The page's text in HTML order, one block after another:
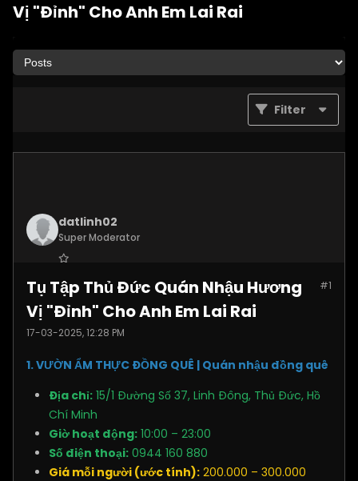
Vị "Đỉnh" Cho Anh Em Lai Rai
Filter
datlinh02
Super Moderator
Posts: 7876 #1
Tụ Tập Thủ Đức Quán Nhậu Hương
Vị "Đỉnh" Cho Anh Em Lai Rai
17-03-2025, 12:28 PM
1. VƯỜN ẨM THỰC ĐỒNG QUÊ | Quán nhậu đồng quê
Địa chỉ: 15/1 Đường Số 37, Linh Đông, Thủ Đức, Hồ
Chí Minh
Giờ hoạt động: 10:00 – 23:00
Số điện thoại: 0944 160 880
Giá mỗi người (ước tính): 200.000 – 300.000